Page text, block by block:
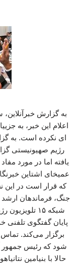
به گزارش
اعلام این خبر، به
رژیم صهیونیستی
یافته اما در مورد
عمیخای اشتاین
که قرار است در این
جنگ، فرماندهان ارشد
شبکه ۱۵
پایان گفتگوی تلفنی
برگزار می‌کند. تماس
شود که رئیس
حالا با بنیامین